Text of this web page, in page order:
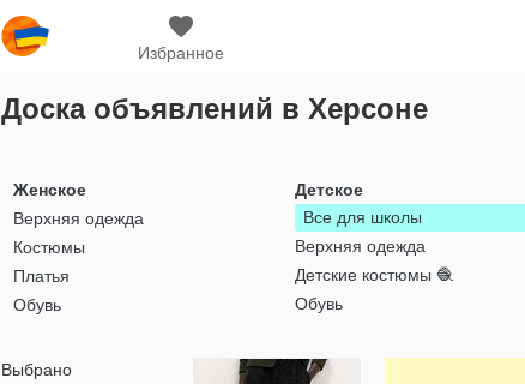
Избранное
Доска объявлений в Херсоне
Женское
Верхняя одежда
Костюмы
Платья
Обувь
Детское
Все для школы
Верхняя одежда
Детские костюмы 🧶
Обувь
Выбрано